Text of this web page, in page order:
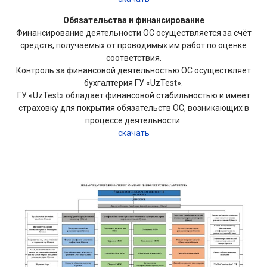
Обязательства и финансирование
Финансирование деятельности ОС осуществляется за счёт
средств, получаемых от проводимых им работ по оценке
соответствия.
Контроль за финансовой деятельностью ОС осуществляет
бухгалтерия ГУ «UzTest».
ГУ «UzTest» обладает финансовой стабильностью и имеет
страховку для покрытия обязательств ОС, возникающих в
процессе деятельности.
скачать